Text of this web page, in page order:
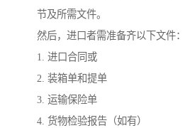
节及所需文件。
然后，进口者需准备齐以下文件：
1. 进口合同或
2. 装箱单和提单
3. 运输保险单
4. 货物检验报告（如有）